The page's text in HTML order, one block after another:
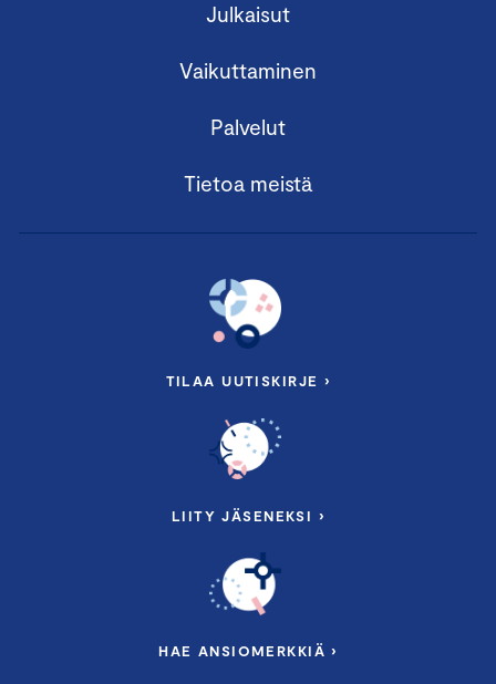
Julkaisut
Vaikuttaminen
Palvelut
Tietoa meistä
TILAA UUTISKIRJE ›
LIITY JÄSENEKSI ›
HAE ANSIOMERKKIÄ ›